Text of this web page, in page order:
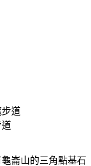
道
道
崙山的三角點基石